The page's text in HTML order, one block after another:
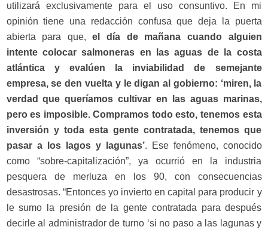
utilizará exclusivamente para el uso consuntivo. En mi
opinión tiene una redacción confusa que deja la puerta
abierta para que,el día de mañana cuando alguien
intente colocar salmoneras en las aguas de la costa
atlántica y evalúen la inviabilidad de semejante
empresa, se den vuelta y le digan al gobierno: ‘miren, la
verdad que queríamos cultivar en las aguas marinas,
pero es imposible. Compramos todo esto, tenemos esta
inversión y toda esta gente contratada, tenemos que
pasar a los lagos y lagunas’. Ese fenómeno, conocido
como “sobre-capitalización”, ya ocurrió en la industria
pesquera de merluza en los 90, con consecuencias
desastrosas. “Entonces yo invierto en capital para producir y
le sumo la presión de la gente contratada para después
decirle al administrador de turno ‘si no paso a las lagunas y